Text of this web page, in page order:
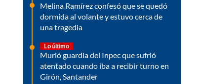
Melina Ramírez confesó que se quedó
dormida al volante y estuvo cerca de
una tragedia
Lo último
Murió guardia del Inpec que sufrió
atentado cuando iba a recibir turno en
Girón, Santander